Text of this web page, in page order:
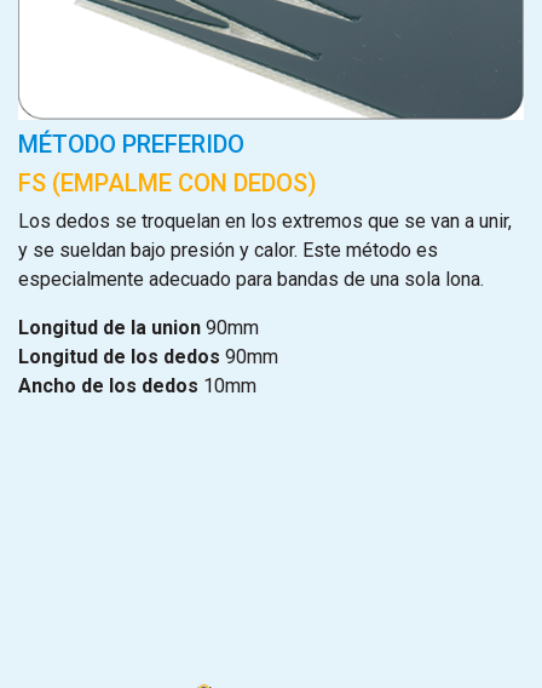
MÉTODO PREFERIDO
FS (EMPALME CON DEDOS)
Los dedos se troquelan en los extremos que se van a unir,
y se sueldan bajo presión y calor. Este método es
especialmente adecuado para bandas de una sola lona.
Longitud de la union 90mm
Longitud de los dedos 90mm
Ancho de los dedos 10mm